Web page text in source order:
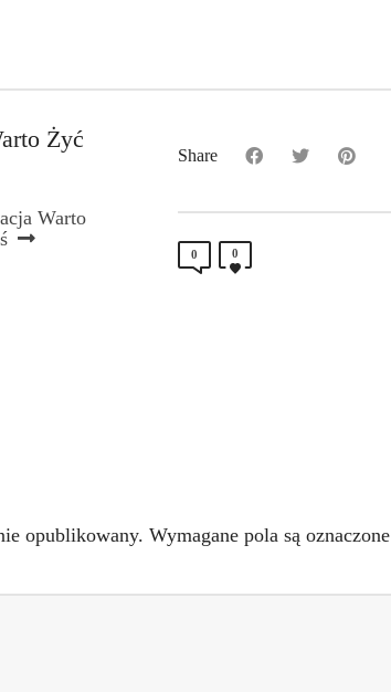
Żyć
Warto
Share
0 0
opublikowany. Wymagane pola są oznaczone